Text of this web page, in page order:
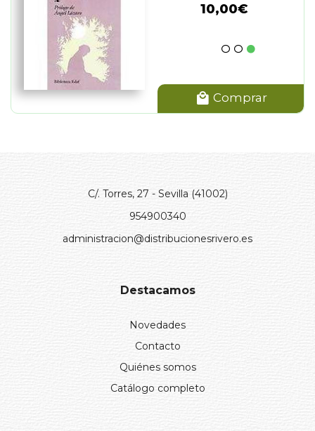
10,00€
Comprar
C/. Torres, 27 - Sevilla (41002)
954900340
administracion@distribucionesrivero.es
Destacamos
Novedades
Contacto
Quiénes somos
Catálogo completo